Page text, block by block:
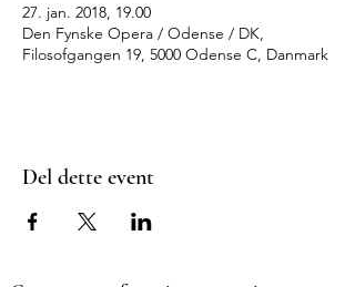
27. jan. 2018, 19.00
Den Fynske Opera / Odense / DK,
Filosofgangen 19, 5000 Odense C, Danmark
Del dette event